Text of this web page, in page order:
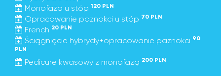
Monofaza u stóp 120 PLN
Opracowanie paznokci u stóp 70 PLN
French 20 PLN
Ściągnięcie hybrydy+opracowanie paznokci 90
PLN
Pedicure kwasowy z monofazą 200 PLN